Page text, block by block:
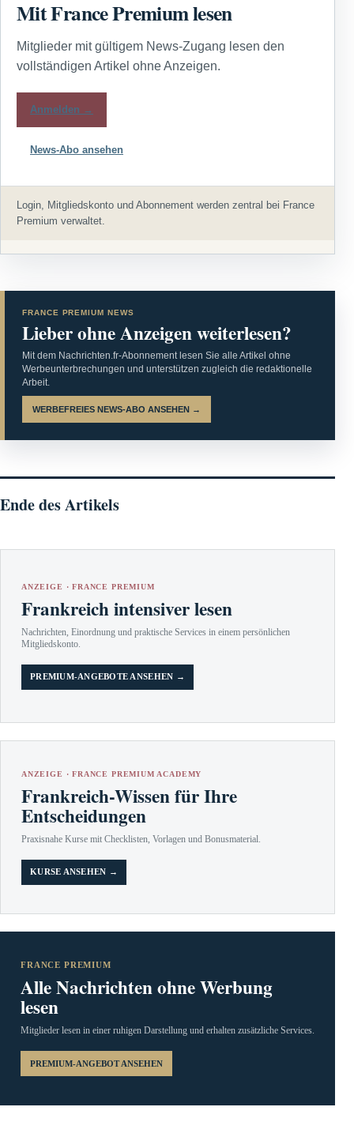
Mit France Premium lesen
Mitglieder mit gültigem News-Zugang lesen den
vollständigen Artikel ohne Anzeigen.
Anmelden →
News-Abo ansehen
Login, Mitgliedskonto und Abonnement werden zentral bei France
Premium verwaltet.
FRANCE PREMIUM NEWS
Lieber ohne Anzeigen weiterlesen?
Mit dem Nachrichten.fr-Abonnement lesen Sie alle Artikel ohne
Werbeunterbrechungen und unterstützen zugleich die redaktionelle
Arbeit.
WERBEFREIES NEWS-ABO ANSEHEN →
Ende des Artikels
ANZEIGE · FRANCE PREMIUM
Frankreich intensiver lesen
Nachrichten, Einordnung und praktische Services in einem persönlichen
Mitgliedskonto.
PREMIUM-ANGEBOTE ANSEHEN →
ANZEIGE · FRANCE PREMIUM ACADEMY
Frankreich-Wissen für Ihre
Entscheidungen
Praxisnahe Kurse mit Checklisten, Vorlagen und Bonusmaterial.
KURSE ANSEHEN →
FRANCE PREMIUM
Alle Nachrichten ohne Werbung
lesen
Mitglieder lesen in einer ruhigen Darstellung und erhalten zusätzliche Services.
PREMIUM-ANGEBOT ANSEHEN